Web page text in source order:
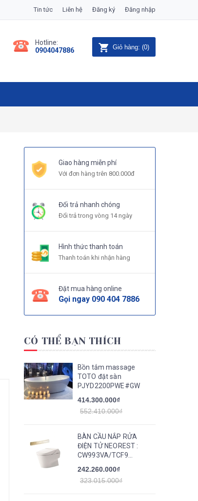
Tin tức Liên hệ Đăng ký Đăng nhập
Hotline:
0904047886
Giỏ hàng: (0)
Giao hàng miễn phí
Với đơn hàng trên 800.000đ
Đổi trả nhanh chóng
Đổi trả trong vòng 14 ngày
Hình thức thanh toán
Thanh toán khi nhận hàng
Đặt mua hàng online
Gọi ngay 090 404 7886
CÓ THỂ BẠN THÍCH
Bồn tắm massage
TOTO đặt sàn
PJYD2200PWE#GW
414.300.000₫
552.410.000₫
BÀN CẦU NẮP RỬA
ĐIỆN TỬ NEOREST :
CW993VA/TCF9...
242.260.000₫
323.015.000₫